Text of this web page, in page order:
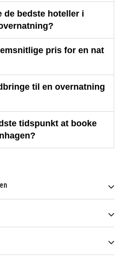
de bedste hoteller i
pris for en nat
til en overnatning
tidspunkt at booke